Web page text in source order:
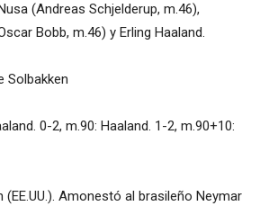
(Andreas Schjelderup, m.46),
Bobb, m.46) y Erling Haaland.
Solbakken
0-2, m.90: Haaland. 1-2, m.90+10:
Amonestó al brasileño Neymar